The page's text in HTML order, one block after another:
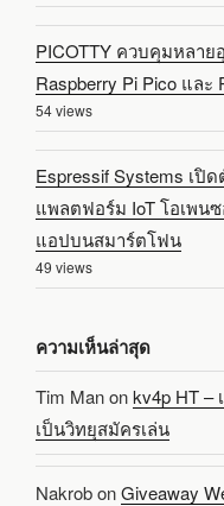
PICOTTY ควบคุมหลา
Raspberry Pi Pico และ
54 views
Espressif Systems เปิ
แพลตฟอร์ม IoT โอเพน
แอปบนสมาร์ตโฟน
49 views
ความเห็นล่าสุด
Tim Manonkv4p HT –
เป็นวิทยุสมัครเล่น
NakrobonGiveaway